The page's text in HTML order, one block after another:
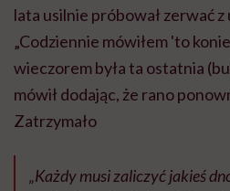
lata usilnie próbował zerwać
„Codziennie mówiłem 'to
wieczorem była ta ostatnia
mówił dodając, że rano
Zatrzymało
„Każdy musi zaliczyć jakieś